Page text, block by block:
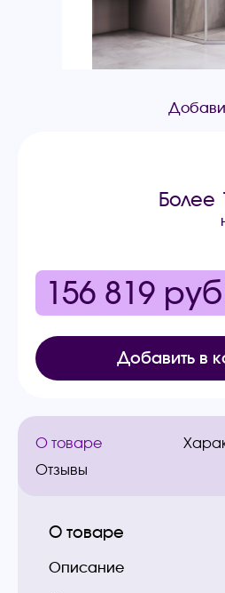
Более
156 819
Добавить в
О товаре
Отзывы
О товаре
Описание